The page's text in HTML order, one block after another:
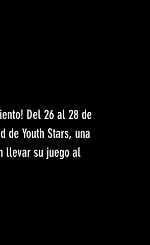
Del 26 al 28 de
de Youth Stars, una
llevar su juego al